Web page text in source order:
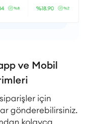
ve Mobil
için
gönderebilirsiniz.